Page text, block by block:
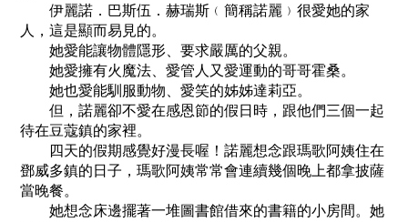
伊麗諾．巴斯伍．赫瑞斯﹙簡稱諾麗﹚很愛她的家
人，這是顯而易見的。
她愛能讓物體隱形、要求嚴厲的父親。
她愛擁有火魔法、愛管人又愛運動的哥哥霍桑。
她也愛能馴服動物、愛笑的姊姊達莉亞。
但，諾麗卻不愛在感恩節的假日時，跟他們三個一起
待在豆蔻鎮的家裡。
四天的假期感覺好漫長喔！諾麗想念跟瑪歌阿姨住在
鄧威多鎮的日子，瑪歌阿姨常常會連續幾個晚上都拿披薩
當晚餐。
她想念床邊擺著一堆圖書館借來的書籍的小房間。她